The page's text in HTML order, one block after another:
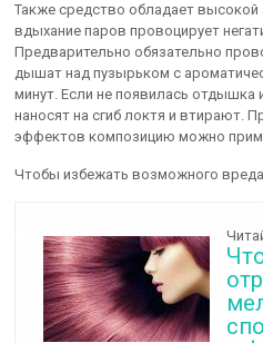
Также средство обладает
вдыхание паров провоцирует
Предварительно обязательно
дышат над пузырьком с
минут. Если не появилась отдышка
наносят на сгиб локтя и втирают.
эффектов композицию можно
Чтобы избежать возможного